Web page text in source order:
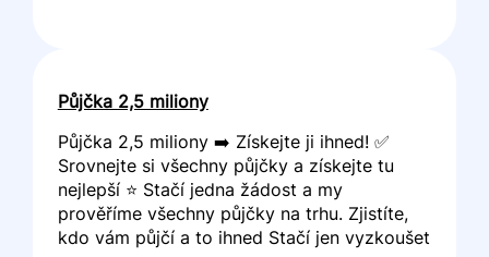
Půjčka 2,5 miliony
Půjčka 2,5 miliony ➡️ Získejte ji ihned! ✅
Srovnejte si všechny půjčky a získejte tu
nejlepší ⭐ Stačí jedna žádost a my
prověříme všechny půjčky na trhu. Zjistíte,
kdo vám půjčí a to ihned Stačí jen vyzkoušet